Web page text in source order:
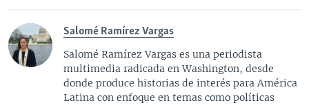
Salomé Ramírez Vargas
Salomé Ramírez Vargas es una periodista
multimedia radicada en Washington, desde
donde produce historias de interés para América
Latina con enfoque en temas como políticas